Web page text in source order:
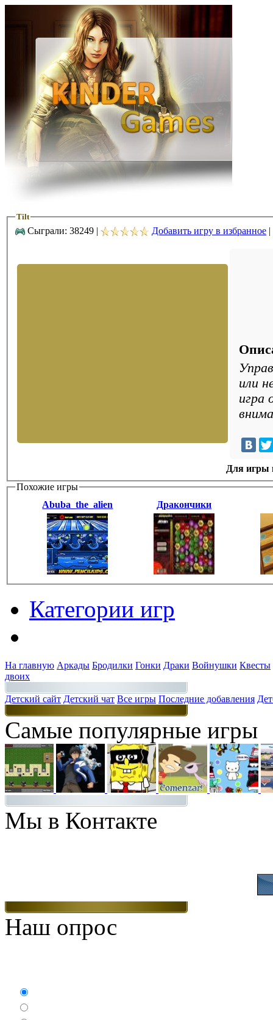
Tilt
Сыграли: 38249 | Добавить игру в избранное |
или
игра
Для игры
Похожие игры
Abuba_the_alien
Дракончики
Категории игр
На главную Аркады Бродилки Гонки Драки Войнушки Квесты
двоих
Детский сайт Детский чат Все игры Последние добавления
Самые популярные игры
Мы в Контакте
Наш опрос